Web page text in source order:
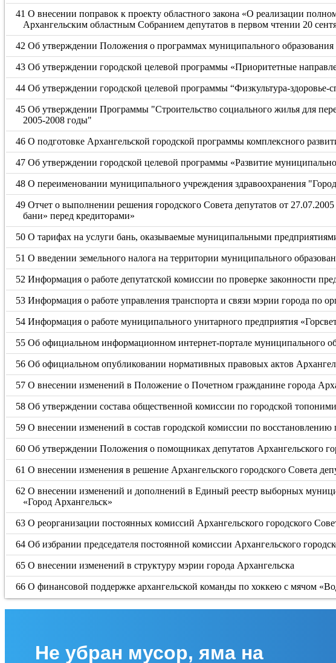
41 О внесении поправок к проекту областного закона «О реализации
Архангельским областным Собранием депутатов в первом чтении 20
42 Об утверждении Положения о программах муниципального образования
43 Об утверждении городской целевой программы «Приоритетные
44 Об утверждении городской целевой программы “Физкультура-здоровье-
45 Об утверждении Программы "Строительство социального жилья для
2005-2008 годы"
46 О подготовке Архангельской городской программы комплексного
47 Об утверждении городской целевой программы «Развитие
48 О переименовании муниципального учреждения здравоохранения
49 Отчет о выполнении решения городского Совета депутатов от
бани» перед кредиторами»
50 О тарифах на услуги бань, оказываемые муниципальными
51 О введении земельного налога на территории муниципального
52 Информация о работе депутатской комиссии по проверке законности
53 Информация о работе управления транспорта и связи мэрии города по
54 Информация о работе муниципального унитарного предприятия
55 Об официальном информационном интернет-портале муниципального
56 Об официальном опубликовании нормативных правовых актов
57 О внесении изменений в Положение о Почетном гражданине города
58 Об утверждении состава общественной комиссии по городской
59 О внесении изменений в состав городской комиссии по
60 Об утверждении Положения о помощниках депутатов Архангельского
61 О внесении изменения в решение Архангельского городского Совета
62 О внесении изменений и дополнений в Единый реестр выборных
«Город Архангельск»
63 О реорганизации постоянных комиссий Архангельского городского
64 Об избрании председателя постоянной комиссии Архангельского
65 О внесении изменений в структуру мэрии города Архангельска
66 О финансовой поддержке архангельской команды по хоккею с мячом
Не убран мусор, яма на